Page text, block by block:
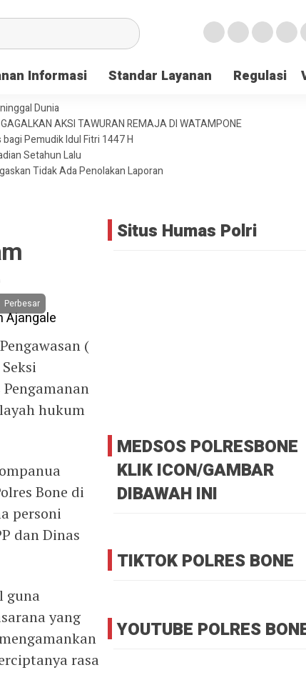
Informasi Standar Layanan Regulasi
Dunia
AKSI TAWURAN REMAJA DI WATAMPONE
Pemudik Idul Fitri 1447 H
Setahun Lalu
Tidak Ada Penolakan Laporan
Perbesar
(
hukum
Bone di
personi
dan Dinas
guna
yang
rasa
Situs Humas Polri
MEDSOS POLRESBONE
KLIK ICON/GAMBAR
DIBAWAH INI
TIKTOK POLRES BONE
YOUTUBE POLRES